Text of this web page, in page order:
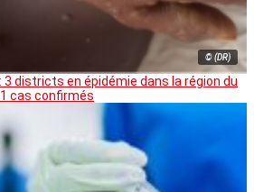
© (DR)
3 districts en épidémie dans la région du
cas confirmés